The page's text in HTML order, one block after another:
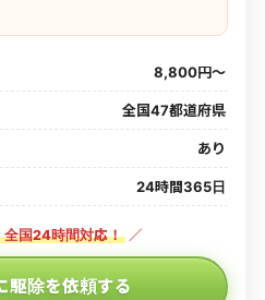
8,800円〜
全国47都道府県
あり
24時間365日
国24時間対応！／
駆除を依頼する